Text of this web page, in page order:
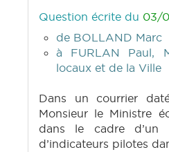
Question écrite du 03/
de BOLLAND Marc
à FURLAN Paul,
locaux et de la Ville
Dans un courrier
Monsieur le Ministre
dans le cadre d’un
d’indicateurs pilotes